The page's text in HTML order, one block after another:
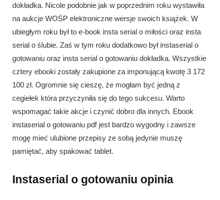
dokładka. Nicole podobnie jak w poprzednim roku wystawiła
na aukcje WOŚP elektroniczne wersje swoich książek. W
ubiegłym roku był to e-book insta serial o miłości oraz insta
serial o ślubie. Zaś w tym roku dodatkowo był instaserial o
gotowaniu oraz insta serial o gotowaniu dokładka. Wszystkie
cztery ebooki zostały zakupione za imponującą kwotę 3 172
100 zł. Ogromnie się cieszę, że mogłam być jedną z
cegiełek która przyczyniła się do tego sukcesu. Warto
wspomagać takie akcje i czynić dobro dla innych. Ebook
instaserial o gotowaniu pdf jest bardzo wygodny i zawsze
mogę mieć ulubione przepisy ze sobą jedynie muszę
pamiętać, aby spakować tablet.
Instaserial o gotowaniu opinia